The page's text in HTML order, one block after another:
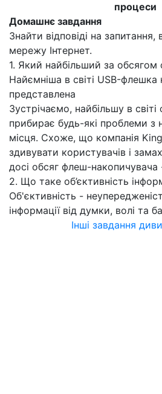
процеси
Домашнє завдання
Знайти відповіді на
мережу Інтернет.
1. Який найбільший за
Найємніша в світі USB-флешка
представлена
Зустрічаємо, найбільшу в
прибирає будь-які проблеми з
місця. Схоже, що компанія
здивувати користувачів і
досі обсяг флеш-накопичувача
2. Що таке об’єктивність
Об'єктивність -
інформації від думки, волі та
Інші завдання